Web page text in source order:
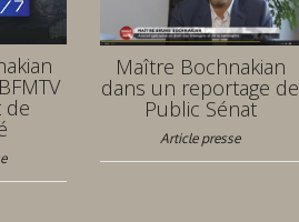
de
Maître Bochnakian
dans un reportage de
Public Sénat
Article presse